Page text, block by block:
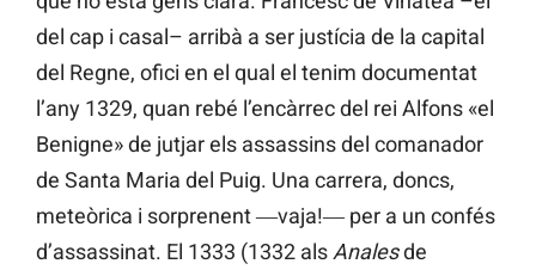
del cap i casal– arribà a ser justícia de la capital
del Regne, ofici en el qual el tenim documentat
l’any 1329, quan rebé l’encàrrec del rei Alfons «el
Benigne» de jutjar els assassins del comanador
de Santa Maria del Puig. Una carrera, doncs,
meteòrica i sorprenent ―vaja!― per a un confés
d’assassinat. El 1333 (1332 als Analesde